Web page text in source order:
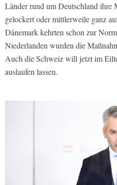
Länder rund um Deutschland ihre
gelockert oder mittlerweile ganz
Dänemark kehrten schon zur
Niederlanden wurden die
Auch die Schweiz will jetzt im
auslaufen lassen.